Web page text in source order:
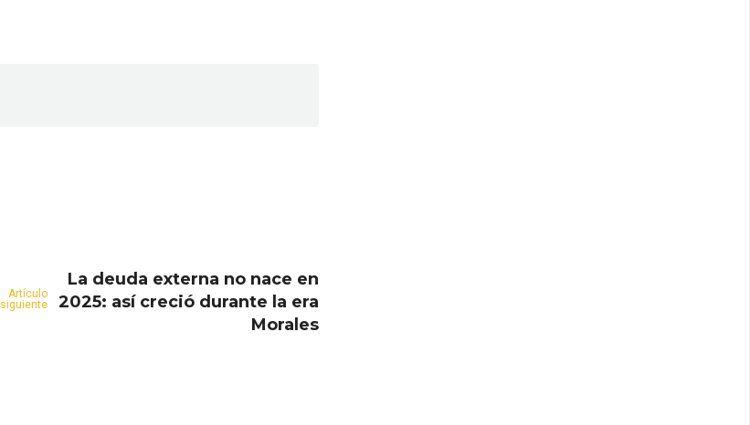
Artículo
siguiente
La deuda externa no nace en
2025: así creció durante la era
Morales